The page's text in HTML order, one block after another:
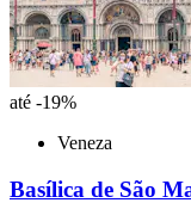
até -19%
Veneza
Basílica de São